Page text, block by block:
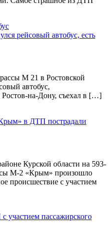
рейсовый автобус, есть
М 21 в Ростовской
автобус,
Ростов-на-Дону, съехал в […]
в ДТП пострадали
Курской области на 593-
М-2 «Крым» произошло
происшествие с участием
участием пассажирского